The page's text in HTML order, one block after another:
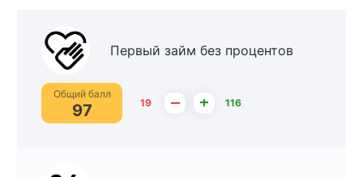
Первый займ без процентов
Общий балл
97 19 – + 116